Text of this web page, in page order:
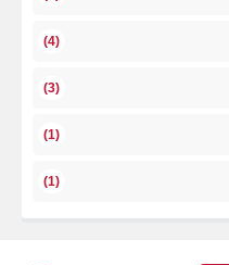
(4)
(3)
(1)
(1)